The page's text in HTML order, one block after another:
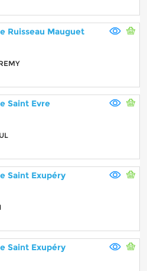
Ruisseau Mauguet
Saint Evre
Saint Exupéry
Saint Exupéry